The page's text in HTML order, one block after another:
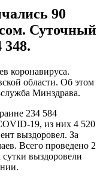
90
Суточный
348.
коронавируса.
области. Об этом
Минздрава.
234 584
19, из них 4 520
выздоровел. За
Всего проведено 2
выздоровели